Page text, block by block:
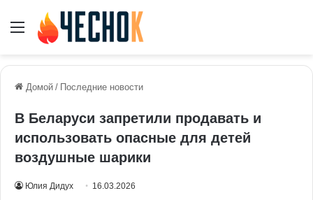
Меню
Домой / Последние новости
В Беларуси запретили продавать и
использовать опасные для детей
воздушные шарики
Юлия Дидух 16.03.2026